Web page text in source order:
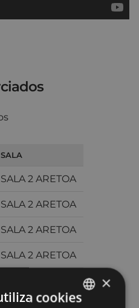
SALA
SALA 2 ARETOA
SALA 2 ARETOA
SALA 2 ARETOA
SALA 2 ARETOA
×
cookies